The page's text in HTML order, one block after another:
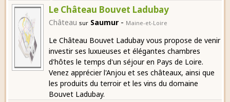
Le Château Bouvet Ladubay
Château sur Saumur - Maine-et-Loire
Le Château Bouvet Ladubay vous propose de venir
investir ses luxueuses et élégantes chambres
d'hôtes le temps d'un séjour en Pays de Loire.
Venez apprécier l'Anjou et ses châteaux, ainsi que
les produits du terroir et les vins du domaine
Bouvet Ladubay.